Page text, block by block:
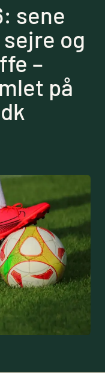
sene
og
–
på